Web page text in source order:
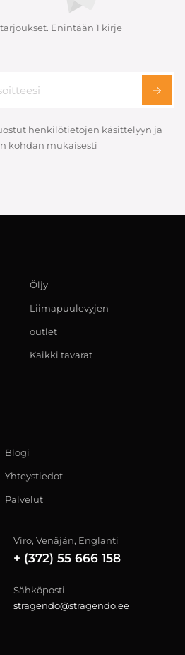
Enintään 1 kirje
henkilötietojen käsittelyyn ja
kohdan mukaisesti
Öljy
Liimapuulevyjen
outlet
Kaikki tavarat
Blogi
Yhteystiedot
Palvelut
Viro, Venäjän, Englanti
+ (372) 55 666 158
Sähköposti
stragendo@stragendo.ee